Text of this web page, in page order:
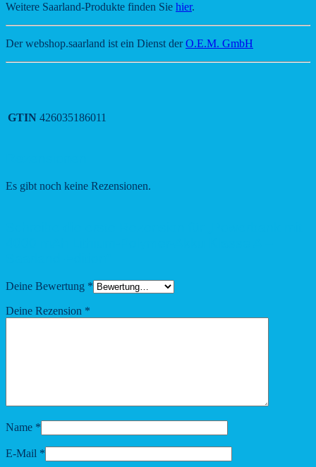
Weitere Saarland-Produkte finden Sie hier.
Der webshop.saarland ist ein Dienst derO.E.M. GmbH
GTIN 426035186011
Es gibt noch keine Rezensionen.
Deine Bewertung *
Deine Rezension *
Name *
E-Mail *